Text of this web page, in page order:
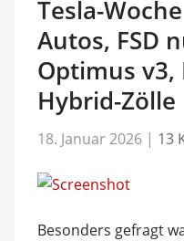
Tesla-
Autos, FSD
Optimus
Hybrid-Zölle
18. Januar 2026 | 13
Besonders gefragt